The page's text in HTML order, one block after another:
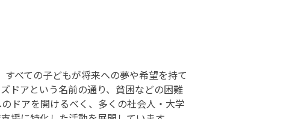
べての子どもが将来への夢や希望を持て
ドアという名前の通り、貧困などの困難
ドアを開けるべく、多くの社会人・大学